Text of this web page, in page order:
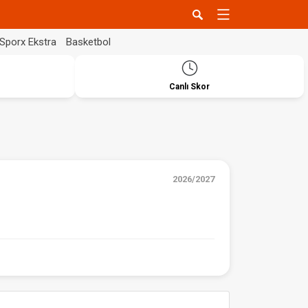
Sporx Ekstra Basketbol
Canlı Skor
2026/2027